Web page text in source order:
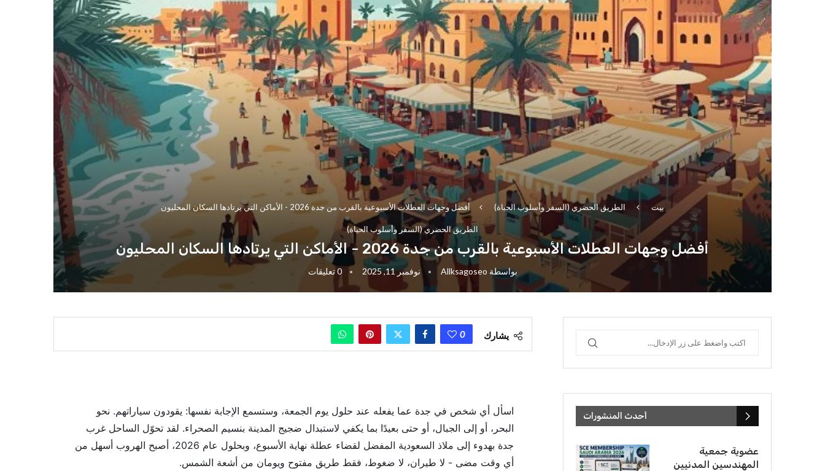
بيت الطريق الحضري (السفر وأسلوب الحياة) أفضل وجهات العطلات الأسبوعية بالقرب من جدة 2026 - الأماكن التي يرتادها السكان المحليون
الطريق الحضري (السفر وأسلوب الحياة)
أفضل وجهات العطلات الأسبوعية بالقرب من جدة 2026 - الأماكن التي يرتادها السكان المحليون
بواسطة Allksagoseo نوفمبر 11, 2025 0 تعليقات
يشارك 0
اسأل أي شخص في جدة عما يفعله عند حلول يوم الجمعة، وستسمع الإجابة نفسها: يقودون سياراتهم. نحو
البحر، أو إلى الجبال، أو حتى بعيدًا بما يكفي لاستبدال ضجيج المدينة بنسيم الصحراء. لقد تحوّل الساحل غرب
جدة بهدوء إلى ملاذ السعودية المفضل لقضاء عطلة نهاية الأسبوع، وبحلول عام 2026، أصبح الهروب أسهل من
أي وقت مضى - لا طيران، لا ضغوط، فقط طريق مفتوح ويومان من أشعة الشمس.
أحدث المنشورات
عضوية جمعية
المهندسين المدنيين